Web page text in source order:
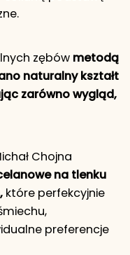
zębów metodą
naturalny kształt
zarówno wygląd,
Chojna
na tlenku
które perfekcyjnie
preferencje